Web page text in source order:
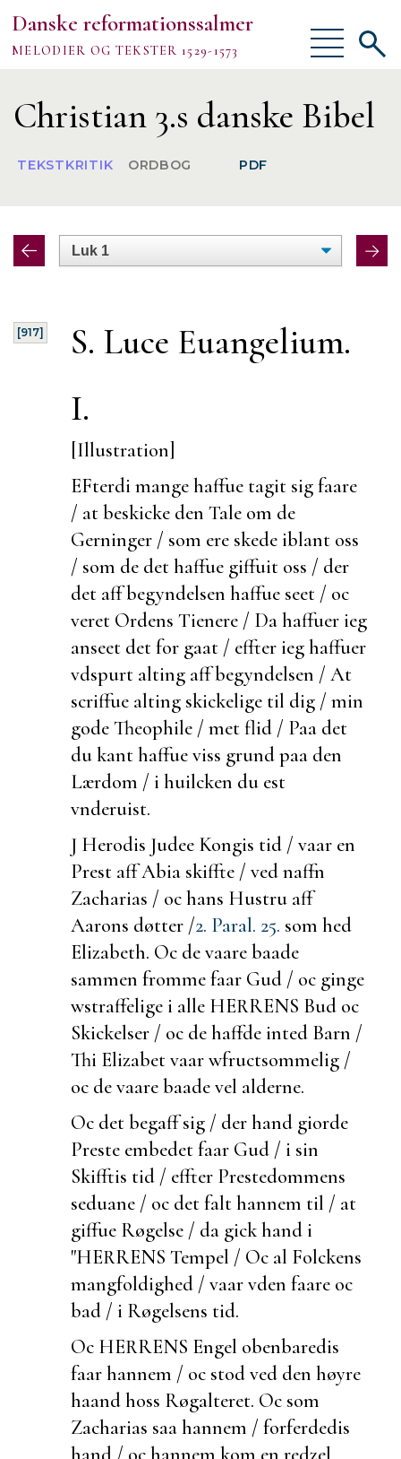
Danske reformationssalmer
MELODIER OG TEKSTER 1529-1573
Vis/skjul
menu
Om
TEKSTER
MELODIER
Vis/
Christian 3.s danske Bibel
TEKSTKRITIK ORDBOG PDF
[917]
S. Luce Euangelium.
I.
[Illustration]
EFterdi mange haffue tagit sig faare
/ atbeskicke den Tale om de
Gerninger / som ere skede iblant oss
/ som de det haffue giffuit oss / der
det aff begyndelsen haffue seet / oc
veret Ordens Tienere / Da haffuer ieg
anseet det for gaat / effter ieg haffuer
vdspurt alting aff begyndelsen / At
scriffue alting skickelige til dig / min
gode Theophile / met flid / Paa det
du kant haffue viss grund paa den
Lærdom / i huilcken du est
vnderuist.
J Herodis Judee Kongis tid / vaar en
Prest aff Abia skiffte / ved naffn
Zacharias / oc hans Hustru aff
Aarons døtter /2. Paral. 25. som hed
Elizabeth. Oc de vaarebaade
sammen fromme faar Gud / oc ginge
wstraffelige i alle HERRENS Bud oc
Skickelser / oc de haffde inted Barn /
Thi Elizabet vaar wfructsommelig /
oc de vaarebaade vel alderne.
Oc detbegaff sig / der hand giorde
Preste embedet faar Gud / i sin
Skifftis tid / effter Prestedommens
seduane / oc det falt hannem til / at
giffue Røgelse / da gick hand i
"HERRENS Tempel / Oc al Folckens
mangfoldighed / vaar vden faare oc
bad / i Røgelsens tid.
Oc HERRENS Engel obenbaredis
faar hannem / oc stod ved den høyre
haand hoss Røgalteret. Oc som
Zacharias saa hannem / forferdedis
hand / oc hannem kom en redzel